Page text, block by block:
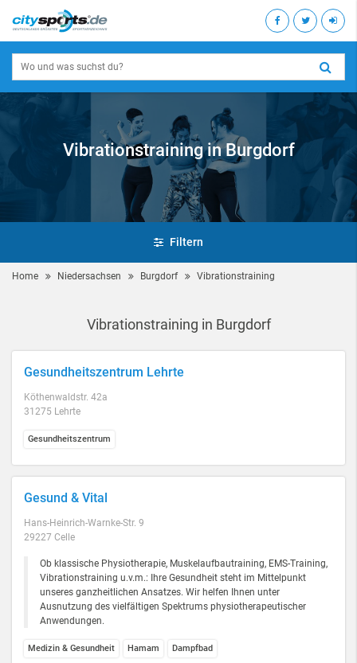
Vibrationstraining in Burgdorf
Filtern
Home Niedersachsen Burgdorf Vibrationstraining
Vibrationstraining in Burgdorf
Gesundheitszentrum Lehrte
Köthenwaldstr. 42a
31275 Lehrte
Gesundheitszentrum
Gesund & Vital
Hans-Heinrich-Warnke-Str. 9
29227 Celle
Ob klassische Physiotherapie, Muskelaufbautraining, EMS-Training,
Vibrationstraining u.v.m.: Ihre Gesundheit steht im Mittelpunkt
unseres ganzheitlichen Ansatzes. Wir helfen Ihnen unter
Ausnutzung des vielfältigen Spektrums physiotherapeutischer
Anwendungen.
Medizin & Gesundheit Hamam Dampfbad